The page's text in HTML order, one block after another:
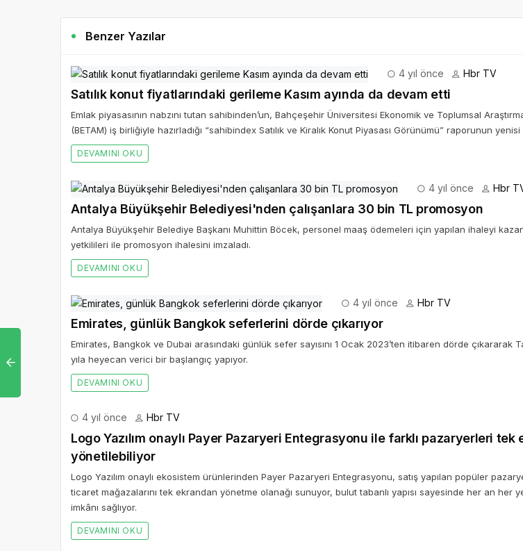
Benzer Yazılar
4 yıl önce Hbr TV
Satılık konut fiyatlarındaki gerileme Kasım ayında da devam etti
Emlak piyasasının nabzını tutan sahibinden’un, Bahçeşehir Üniversitesi Ekonomik ve Toplumsal
(BETAM) iş birliğiyle hazırladığı “sahibindex Satılık ve Kiralık Konut Piyasası Görünümü” raporunun yenisi
DEVAMINI OKU
4 yıl önce Hbr
Antalya Büyükşehir Belediyesi'nden çalışanlara 30 bin TL promosyon
Antalya Büyükşehir Belediye Başkanı Muhittin Böcek, personel maaş ödemeleri için yapılan ihaleyi
yetkilileri ile promosyon ihalesini imzaladı.
DEVAMINI OKU
4 yıl önce Hbr TV
Emirates, günlük Bangkok seferlerini dörde çıkarıyor
Emirates, Bangkok ve Dubai arasındaki günlük sefer sayısını 1 Ocak 2023’ten itibaren dörde çıkararak
yıla heyecan verici bir başlangıç yapıyor.
DEVAMINI OKU
4 yıl önce Hbr TV
Logo Yazılım onaylı Payer Pazaryeri Entegrasyonu ile farklı pazaryerleri tek
yönetilebiliyor
Logo Yazılım onaylı ekosistem ürünlerinden Payer Pazaryeri Entegrasyonu, satış yapılan popüler
ticaret mağazalarını tek ekrandan yönetme olanağı sunuyor, bulut tabanlı yapısı sayesinde her an her
imkânı sağlıyor.
DEVAMINI OKU